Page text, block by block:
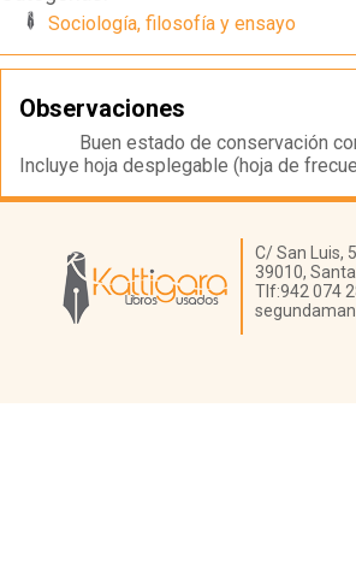
Sociología, filosofía y ensayo
Observaciones
Buen estado de conservación
Incluye hoja desplegable (hoja de
Librería Kattigara
C/ San Luis,
39010,
Tlf:942 074